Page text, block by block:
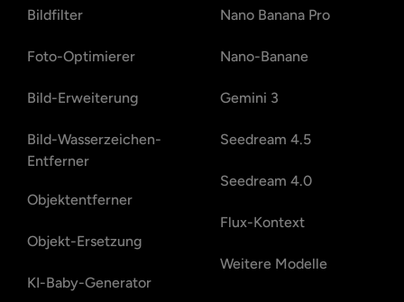
Bildfilter
Foto-Optimierer
Bild-Erweiterung
Bild-Wasserzeichen-
Entferner
Objektentferner
Objekt-Ersetzung
KI-Baby-Generator
Nano Banana Pro
Nano-Banane
Gemini 3
Seedream 4.5
Seedream 4.0
Flux-Kontext
Weitere Modelle